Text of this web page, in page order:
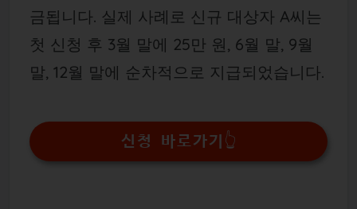
금됩니다. 실제 사례로 신규 대상자 A씨는
첫 신청 후 3월 말에 25만 원, 6월 말, 9월
말, 12월 말에 순차적으로 지급되었습니다.
신청 바로가기👆